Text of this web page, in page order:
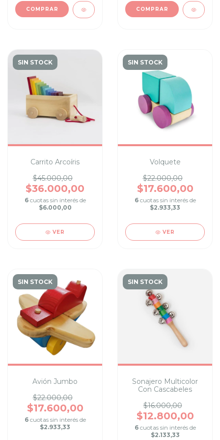
COMPRAR COMPRAR
SIN STOCK
Carrito Arcoíris
$45.000,00
$36.000,00
6 cuotas sin interés de
$6.000,00
VER
SIN STOCK
Volquete
$22.000,00
$17.600,00
6 cuotas sin interés de
$2.933,33
VER
SIN STOCK
Avión Jumbo
$22.000,00
$17.600,00
6 cuotas sin interés de
$2.933,33
SIN STOCK
Sonajero Multicolor
Con Cascabeles
$16.000,00
$12.800,00
6 cuotas sin interés de
$2.133,33